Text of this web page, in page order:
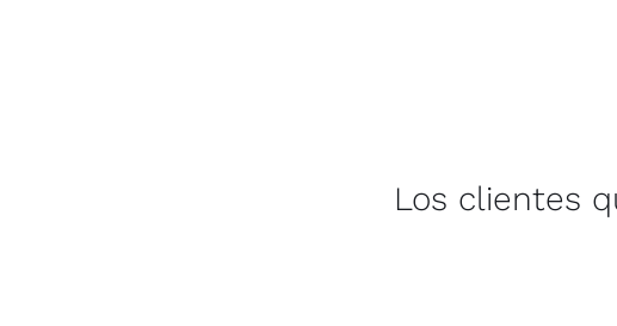
Los clientes